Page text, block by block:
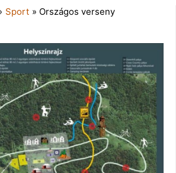
Sport » Országos verseny